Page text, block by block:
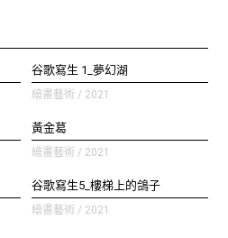
谷歌寫生 1_夢幻湖
繪畫藝術 / 2021
黃金葛
繪畫藝術 / 2021
谷歌寫生5_樓梯上的鴿子
繪畫藝術 / 2021